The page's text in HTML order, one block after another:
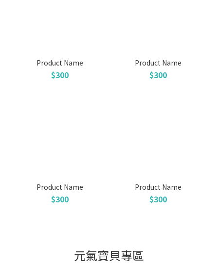
Product Name
$300
Product Name
$300
Product Name
$300
Product Name
$300
元氣寶貝專區